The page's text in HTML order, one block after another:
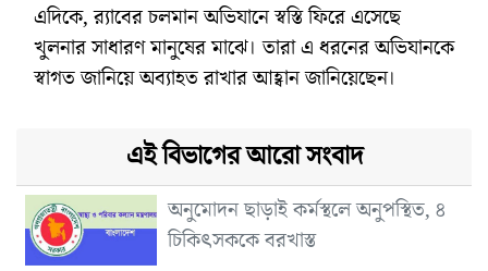
এদিকে, র‌্যাবের চলমান অভিযানে স্বস্তি ফিরে এসেছে
খুলনার সাধারণ মানুষের মাঝে। তারা এ ধরনের অভিযানকে
স্বাগত জানিয়ে অব্যাহত রাখার আহ্বান জানিয়েছেন।
এই বিভাগের আরো সংবাদ
অনুমোদন ছাড়াই কর্মস্থলে অনুপস্থিত, ৪
চিকিৎসককে বরখাস্ত